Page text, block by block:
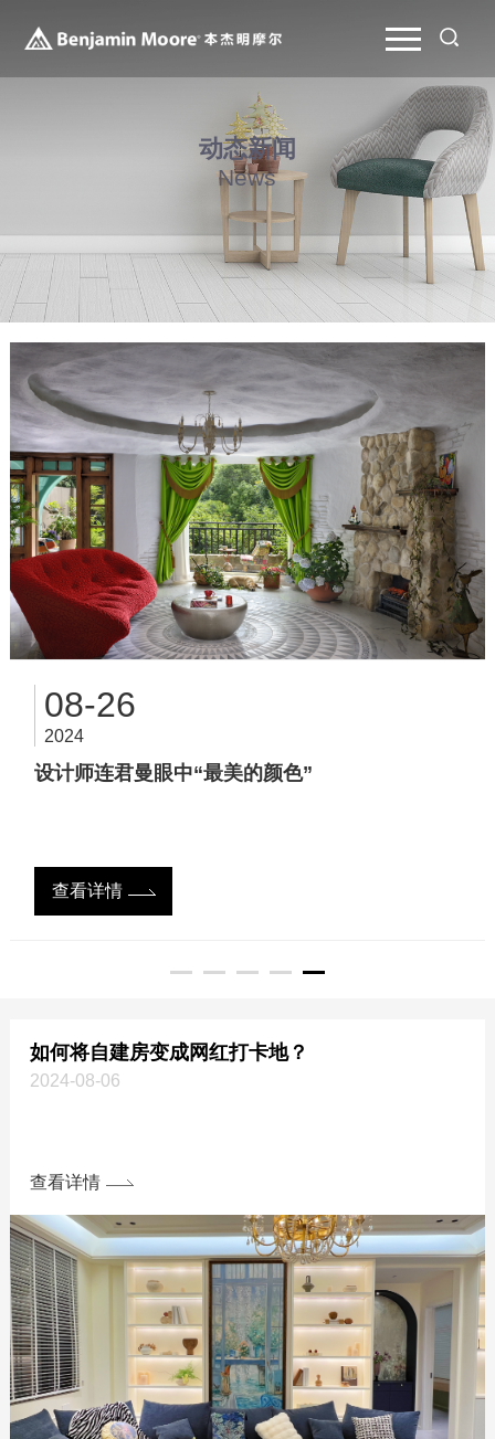
动态新闻
News
02-08
2025
“有红才是年”
查看详情
12-23
《流行色对比：潘通与本杰明摩尔》
查看详情
10-29
2024
解读2025流行色和谐搭配的奥秘
查看详情
10-21
2024
《2025流行色运用指南》
查看详情
08-26
2024
设计师连君曼眼中“最美的颜色”
查看详情
如何将自建房变成网红打卡地？
2024-08-06
查看详情